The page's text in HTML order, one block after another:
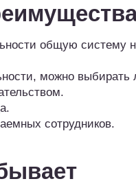
общую систему
можно
сотрудников.